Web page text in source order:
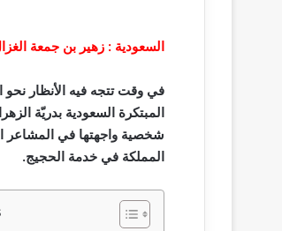
السعودية : زهير بن جمعة
في وقت تتجه فيه الأنظار
المبتكرة السعودية بدريّة
شخصية واجهتها في المشاعر
المملكة في خدمة الحجيج.